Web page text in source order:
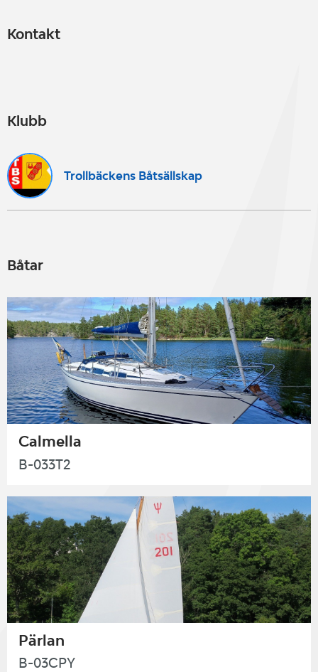
Kontakt
Klubb
Trollbäckens Båtsällskap
Båtar
Calmella
B-033T2
Pärlan
B-03CPY